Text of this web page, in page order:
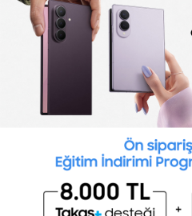
Yetenek Testleri
Toptalent Marka ve İnsan Kaynakları